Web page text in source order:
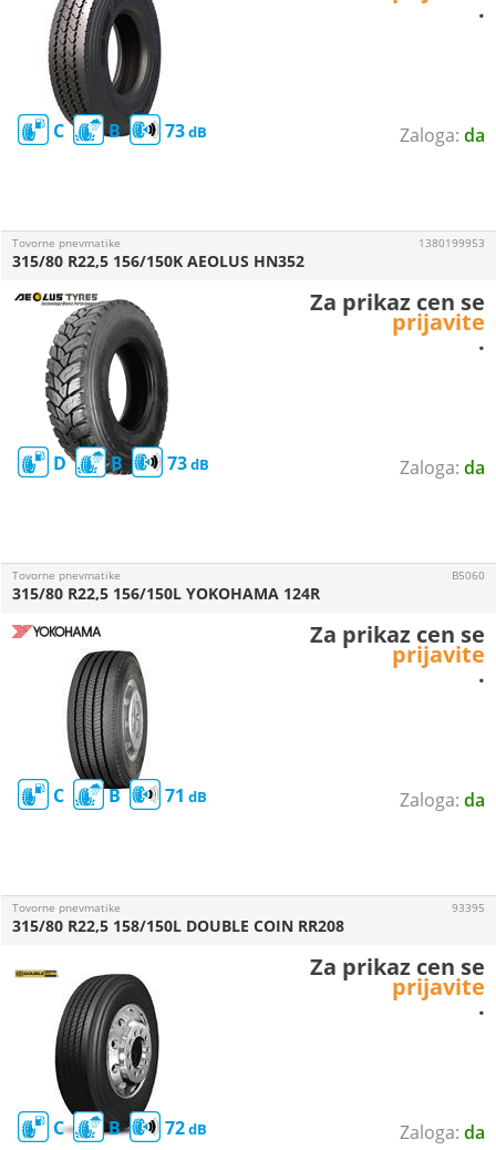
da
C B 73
.
da
Tovorne pnevmatike
D B 73
315/80 R22,5 156/150K AEOLUS HN352
1380199953
Za prikaz cen se
prijavite
.
da
Tovorne pnevmatike
C B 71
315/80 R22,5 156/150L YOKOHAMA 124R
B5060
Za prikaz cen se
prijavite
.
da
Tovorne pnevmatike
C B 72
315/80 R22,5 158/150L DOUBLE COIN RR208
93395
Za prikaz cen se
prijavite
.